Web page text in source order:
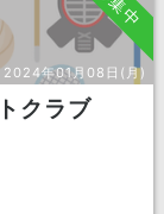
2024年01月08日(月)
クラブ